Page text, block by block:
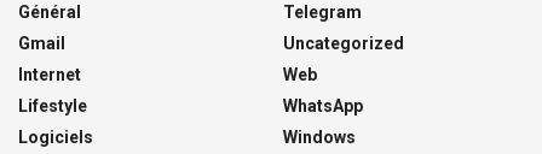
Général
Gmail
Internet
Lifestyle
Logiciels
Telegram
Uncategorized
Web
WhatsApp
Windows